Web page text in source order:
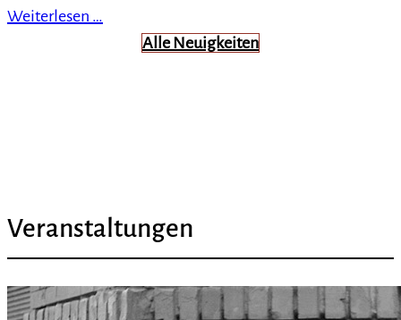
Weiterlesen …
Alle Neuigkeiten
Veranstaltungen